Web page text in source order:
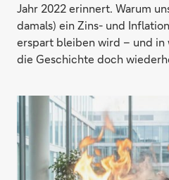
Jahr 2022 erinnert. Warum
damals) ein Zins- und
erspart bleiben wird – und in
die Geschichte doch